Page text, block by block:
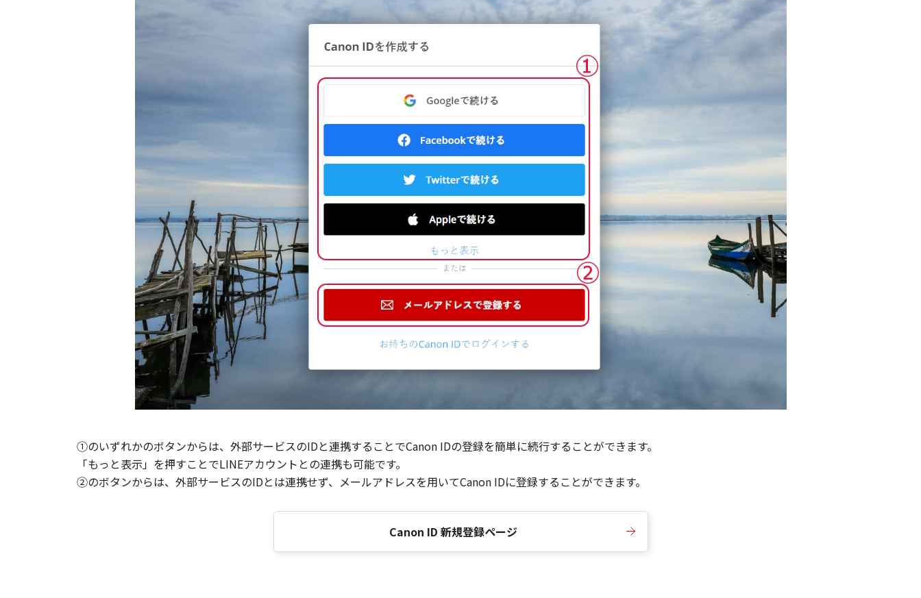
①のいずれかのボタンからは、外部サービスのIDと連携することでCanon IDの登録を簡単に続行することができます。
「もっと表示」を押すことでLINEアカウントとの連携も可能です。
②のボタンからは、外部サービスのIDとは連携せず、メールアドレスを用いてCanon IDに登録することができます。
Canon ID 新規登録ページ